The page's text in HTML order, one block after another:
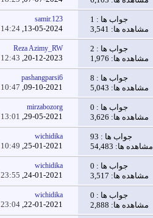
جواب ها : 1
مشاهده ها: 3,541
samir.123
13-05-2024,
14:24
جواب ها : 2
مشاهده ها: 1,976
Reza Azimy_RW
20-12-2023,
12:43
جواب ها : 8
مشاهده ها: 5,043
pashangparsi6
09-10-2021,
10:47
جواب ها : 0
مشاهده ها: 3,626
mirzabozorg
29-05-2021,
13:01
جواب ها : 93
مشاهده ها: 54,483
wichidika
25-01-2021,
10:49
جواب ها : 0
مشاهده ها: 3,517
wichidika
24-01-2021,
23:55
جواب ها : 0
مشاهده ها: 2,888
wichidika
22-01-2021,
23:04